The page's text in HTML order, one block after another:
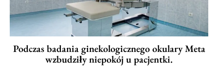
Podczas badania ginekologicznego okulary Meta
wzbudziły niepokój u pacjentki.